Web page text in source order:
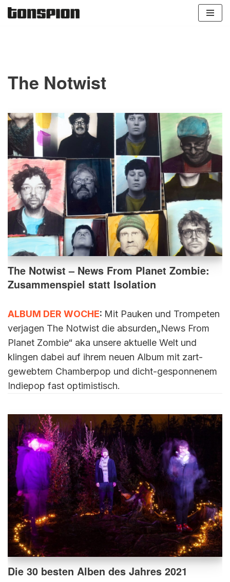
The Notwist
The Notwist – News From Planet Zombie:
Zusammenspiel statt Isolation
ALBUM DER WOCHE: Mit Pauken und Trompeten
verjagen The Notwist die absurden„News From
Planet Zombie“ aka unsere aktuelle Welt und
klingen dabei auf ihrem neuen Album mit zart-
gewebtem Chamberpop und dicht-gesponnenem
Indiepop fast optimistisch.
Die 30 besten Alben des Jahres 2021